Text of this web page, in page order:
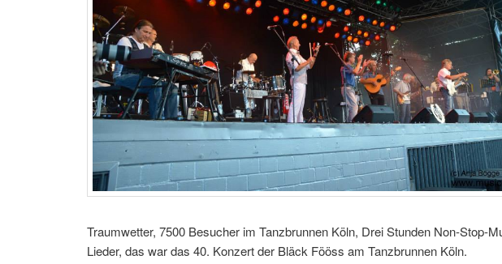
Traumwetter, 7500 Besucher im Tanzbrunnen Köln, Drei Stunden Non-Stop-
Lieder, das war das 40. Konzert der Bläck Fööss am Tanzbrunnen Köln.